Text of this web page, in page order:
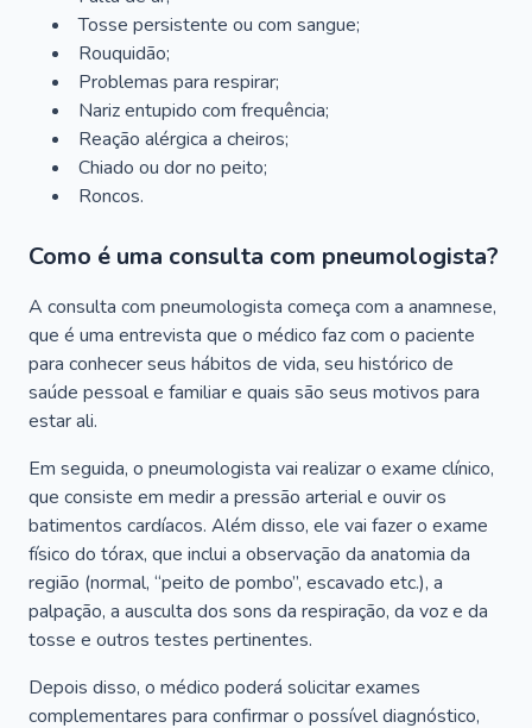
Tosse persistente ou com sangue;
Rouquidão;
Problemas para respirar;
Nariz entupido com frequência;
Reação alérgica a cheiros;
Chiado ou dor no peito;
Roncos.
Como é uma consulta com pneumologista?
A consulta com pneumologista começa com a anamnese,
que é uma entrevista que o médico faz com o paciente
para conhecer seus hábitos de vida, seu histórico de
saúde pessoal e familiar e quais são seus motivos para
estar ali.
Em seguida, o pneumologista vai realizar o exame clínico,
que consiste em medir a pressão arterial e ouvir os
batimentos cardíacos. Além disso, ele vai fazer o exame
físico do tórax, que inclui a observação da anatomia da
região (normal, “peito de pombo”, escavado etc.), a
palpação, a ausculta dos sons da respiração, da voz e da
tosse e outros testes pertinentes.
Depois disso, o médico poderá solicitar exames
complementares para confirmar o possível diagnóstico,